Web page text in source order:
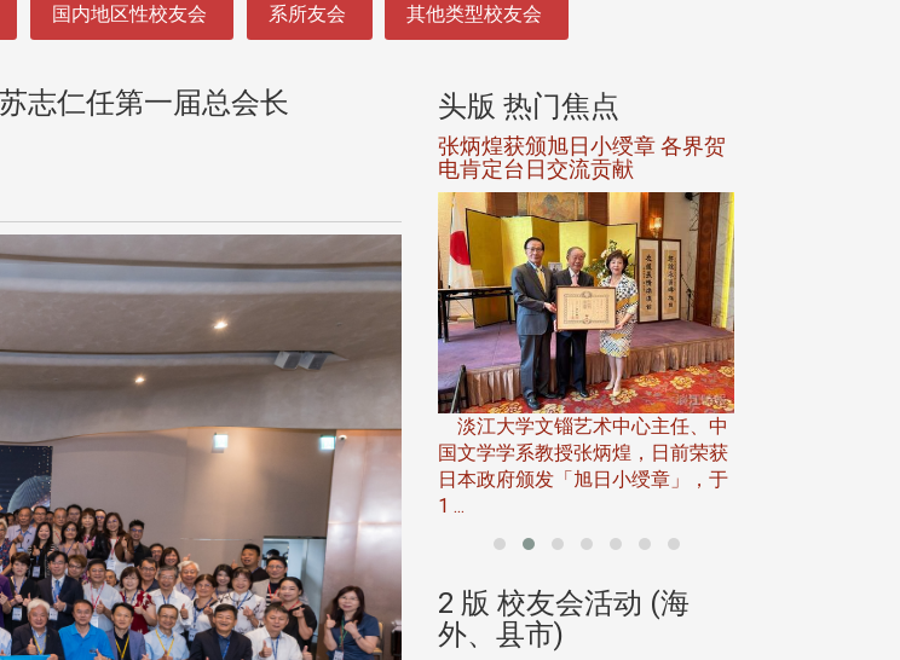
国内地区性校友会 系所友会 其他类型校友会
志仁任第一届总会长
今(115)年7
。董事会于6月
头版 热门焦点
淡江大学文锱艺术中心主任、中
国文学学系教授张炳煌，日前荣获
日本政府颁发「旭日小绶章」，于
头版 热门焦点
观势汇天下校友会6月活动
淡江大学推广教育处于115年6月
13日(六)举办「观势汇天下」第二
届开学典礼暨共识营，汇聚产 ...
动 (海
2 版 校友会活动 (海
外、县市)
2 版 校友会活动 (海
外、县市)